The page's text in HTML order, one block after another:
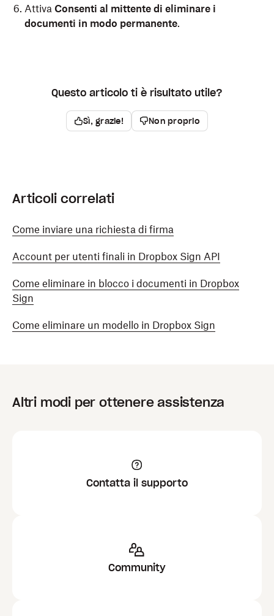
Attiva Consenti al mittente di eliminare i
documenti in modo permanente.
Questo articolo ti è risultato utile?
Sì, grazie! Non proprio
Articoli correlati
Come inviare una richiesta di firma
Account per utenti finali in Dropbox Sign API
Come eliminare in blocco i documenti in Dropbox
Sign
Come eliminare un modello in Dropbox Sign
Altri modi per ottenere assistenza
Contatta il supporto
Community